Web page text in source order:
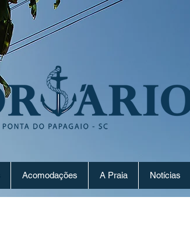
Acomodações A Praia Notícias